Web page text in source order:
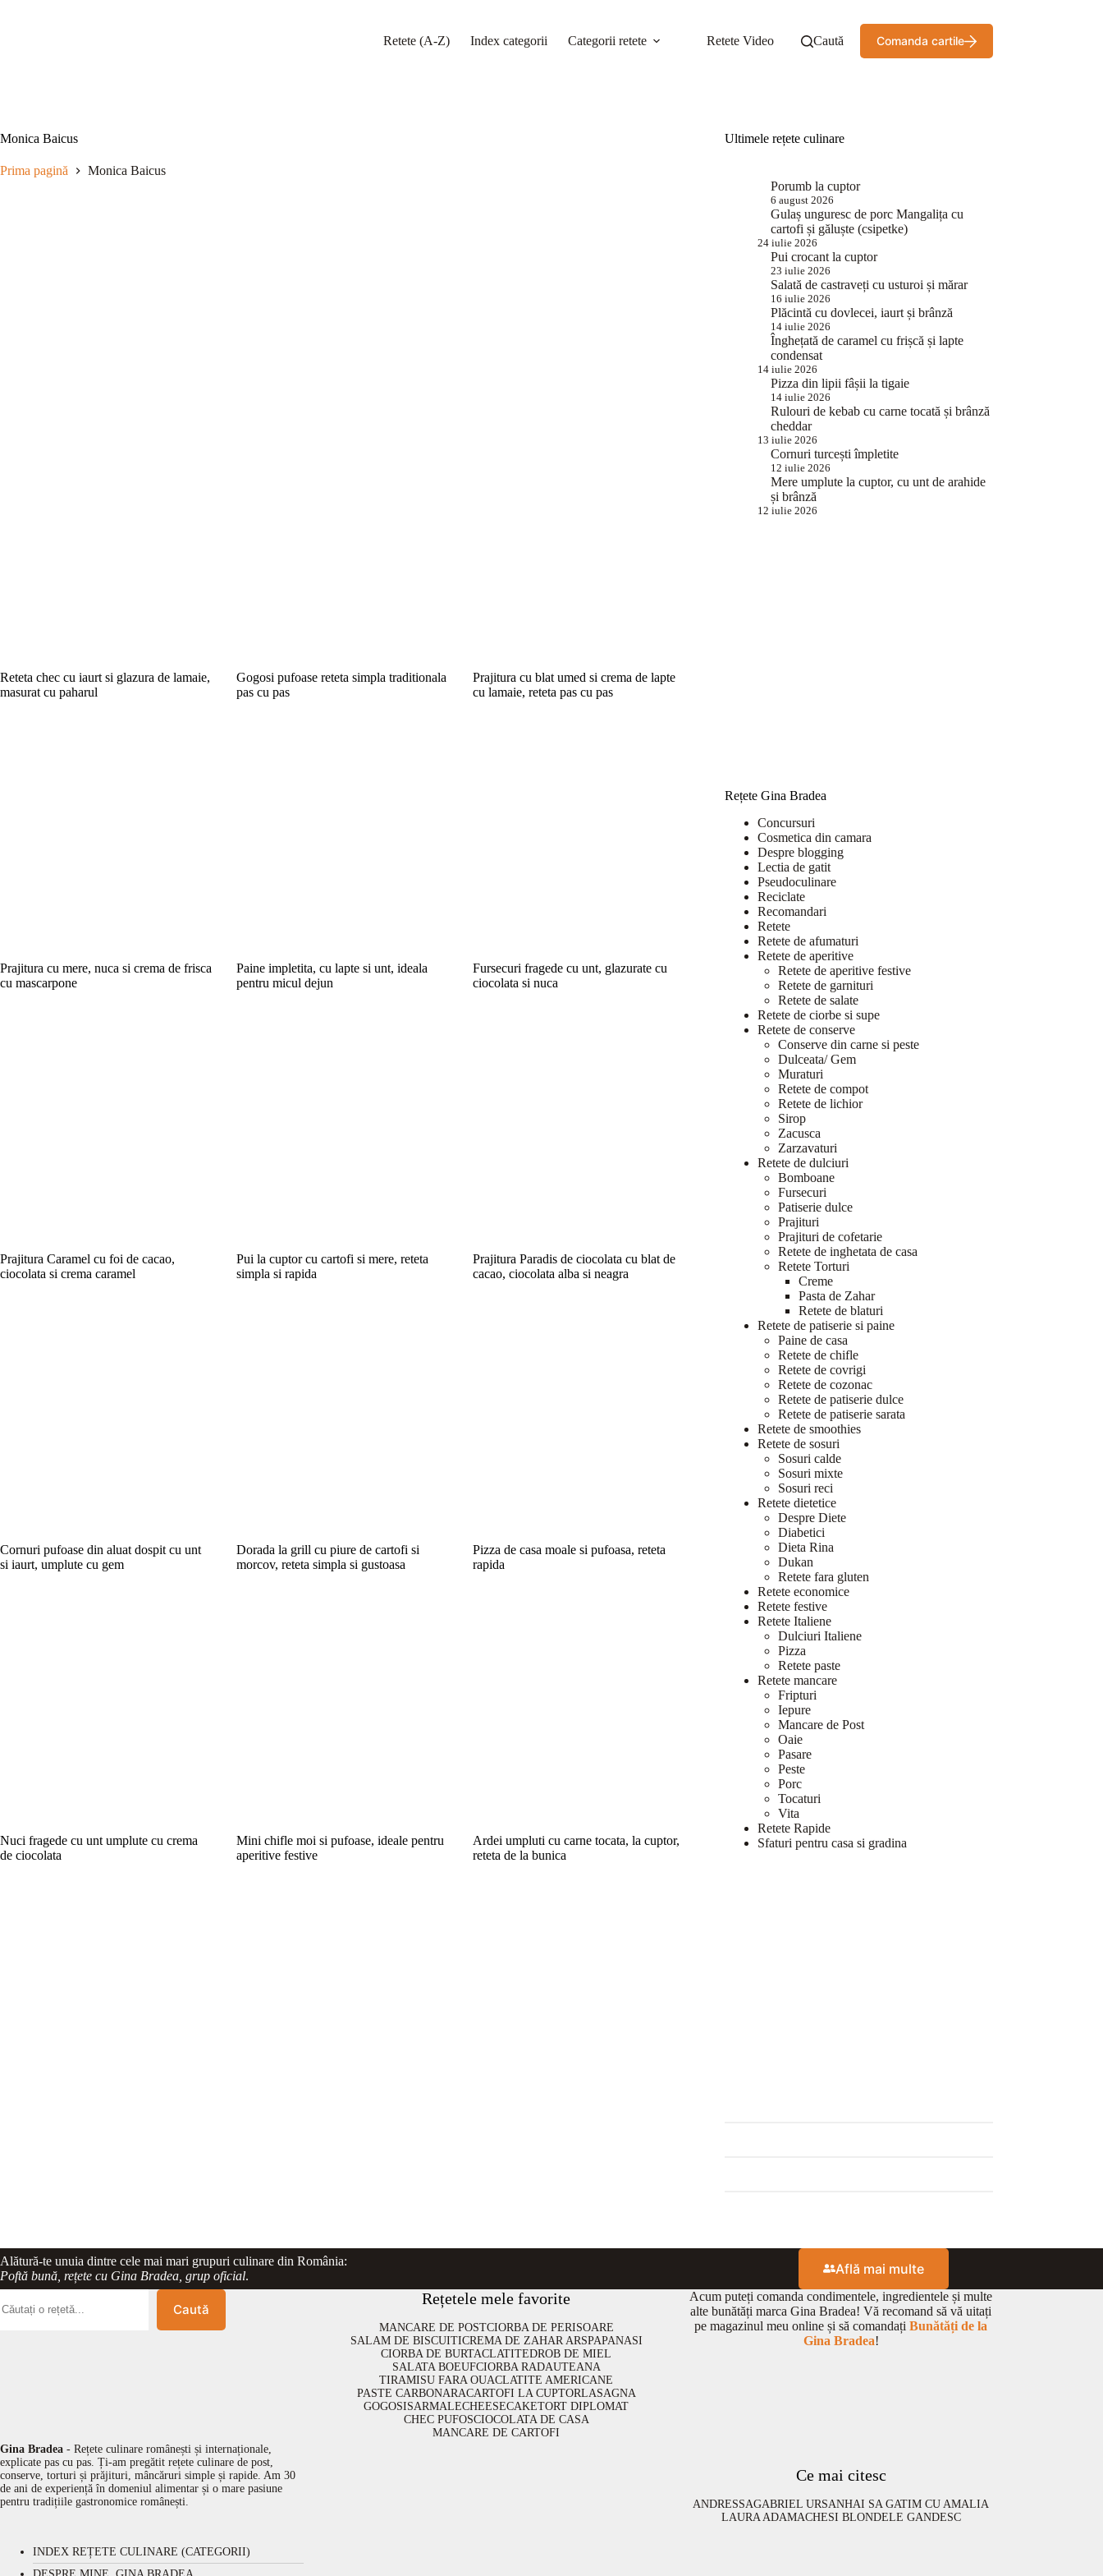
Retete (A-Z) Index categorii Categorii retete Retete Video Caută Comanda cartile
Monica Baicus
Prima pagină Monica Baicus
Reteta chec cu iaurt si glazura de lamaie,
masurat cu paharul
Gogosi pufoase reteta simpla traditionala
pas cu pas
Prajitura cu blat umed si crema de lapte
cu lamaie, reteta pas cu pas
Prajitura cu mere, nuca si crema de frisca
cu mascarpone
Paine impletita, cu lapte si unt, ideala
pentru micul dejun
Fursecuri fragede cu unt, glazurate cu
ciocolata si nuca
Prajitura Caramel cu foi de cacao,
ciocolata si crema caramel
Pui la cuptor cu cartofi si mere, reteta
simpla si rapida
Prajitura Paradis de ciocolata cu blat de
cacao, ciocolata alba si neagra
Cornuri pufoase din aluat dospit cu unt
si iaurt, umplute cu gem
Dorada la grill cu piure de cartofi si
morcov, reteta simpla si gustoasa
Pizza de casa moale si pufoasa, reteta
rapida
Nuci fragede cu unt umplute cu crema
de ciocolata
Mini chifle moi si pufoase, ideale pentru
aperitive festive
Ardei umpluti cu carne tocata, la cuptor,
reteta de la bunica
Ultimele rețete culinare
Porumb la cuptor
6 august 2026
Gulaș unguresc de porc Mangalița cu
cartofi și găluște (csipetke)
24 iulie 2026
Pui crocant la cuptor
23 iulie 2026
Salată de castraveți cu usturoi și mărar
16 iulie 2026
Plăcintă cu dovlecei, iaurt și brânză
14 iulie 2026
Înghețată de caramel cu frișcă și lapte
condensat
14 iulie 2026
Pizza din lipii fâșii la tigaie
14 iulie 2026
Rulouri de kebab cu carne tocată și brânză
cheddar
13 iulie 2026
Cornuri turcești împletite
12 iulie 2026
Mere umplute la cuptor, cu unt de arahide
și brânză
12 iulie 2026
Rețete Gina Bradea
Concursuri
Cosmetica din camara
Despre blogging
Lectia de gatit
Pseudoculinare
Reciclate
Recomandari
Retete
Retete de afumaturi
Retete de aperitive
Retete de aperitive festive
Retete de garnituri
Retete de salate
Retete de ciorbe si supe
Retete de conserve
Conserve din carne si peste
Dulceata/ Gem
Muraturi
Retete de compot
Retete de lichior
Sirop
Zacusca
Zarzavaturi
Retete de dulciuri
Bomboane
Fursecuri
Patiserie dulce
Prajituri
Prajituri de cofetarie
Retete de inghetata de casa
Retete Torturi
Creme
Pasta de Zahar
Retete de blaturi
Retete de patiserie si paine
Paine de casa
Retete de chifle
Retete de covrigi
Retete de cozonac
Retete de patiserie dulce
Retete de patiserie sarata
Retete de smoothies
Retete de sosuri
Sosuri calde
Sosuri mixte
Sosuri reci
Retete dietetice
Despre Diete
Diabetici
Dieta Rina
Dukan
Retete fara gluten
Retete economice
Retete festive
Retete Italiene
Dulciuri Italiene
Pizza
Retete paste
Retete mancare
Fripturi
Iepure
Mancare de Post
Oaie
Pasare
Peste
Porc
Tocaturi
Vita
Retete Rapide
Sfaturi pentru casa si gradina
Alătură-te unuia dintre cele mai mari grupuri culinare din România:
Poftă bună, rețete cu Gina Bradea, grup oficial. Află mai multe
Caută
Gina Bradea - Rețete culinare românești și internaționale,
explicate pas cu pas. Ți-am pregătit rețete culinare de post,
conserve, torturi și prăjituri, mâncăruri simple și rapide. Am 30
de ani de experiență în domeniul alimentar și o mare pasiune
pentru tradițiile gastronomice românești.
INDEX REȚETE CULINARE (CATEGORII)
Rețetele mele favorite
MANCARE DE POSTCIORBA DE PERISOARE
SALAM DE BISCUITICREMA DE ZAHAR ARSPAPANASI
CIORBA DE BURTACLATITEDROB DE MIEL
SALATA BOEUFCIORBA RADAUTEANA
TIRAMISU FARA OUACLATITE AMERICANE
PASTE CARBONARACARTOFI LA CUPTORLASAGNA
GOGOSISARMALECHEESECAKETORT DIPLOMAT
CHEC PUFOSCIOCOLATA DE CASA
MANCARE DE CARTOFI
Acum puteți comanda condimentele, ingredientele și multe
alte bunătăți marca Gina Bradea! Vă recomand să vă uitați
pe magazinul meu online și să comandațiBunătăți de la
Gina Bradea!
Ce mai citesc
ANDRESSAGABRIEL URSANHAI SA GATIM CU AMALIA
LAURA ADAMACHESI BLONDELE GANDESC